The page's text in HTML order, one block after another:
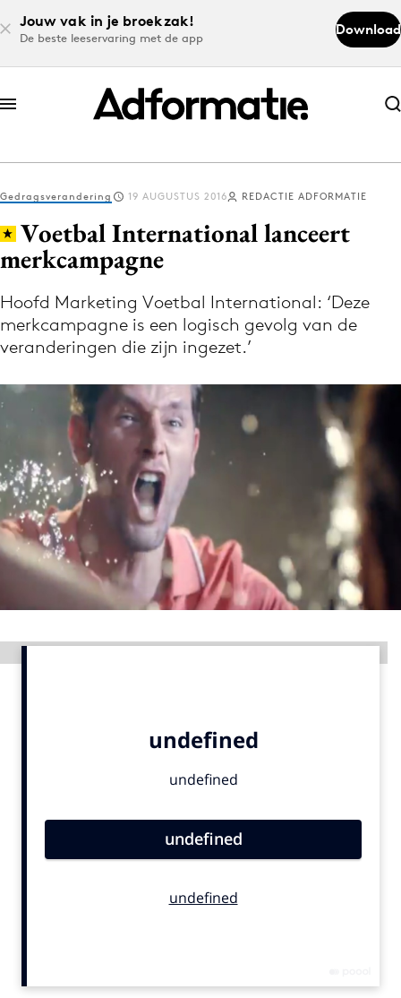
Jouw vak in je broekzak!
De beste leeservaring met de app
Download
Abonneer nu
Abonneer nu
Log in
Volg het laatste nieuws via de Adformatie
Nieuws app
Menu
Home
9 sept: GenAI-training
12 nov: MarketingLive!
Adverteren
Events
Opleidingen
Vacatures
Bureaus
Gedragsverandering 19 AUGUSTUS 2016 REDACTIE ADFORMATIE
Voetbal International lanceert
merkcampagne
Hoofd Marketing Voetbal International: ‘Deze
merkcampagne is een logisch gevolg van de
veranderingen die zijn ingezet.’